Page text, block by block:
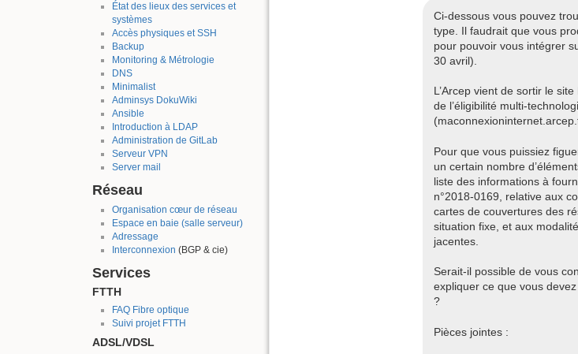
État des lieux des services et
systèmes
Accès physiques et SSH
Backup
Monitoring & Métrologie
DNS
Minimalist
Adminsys DokuWiki
Ansible
Introduction à LDAP
Administration de GitLab
Serveur VPN
Server mail
Réseau
Organisation cœur de réseau
Espace en baie (salle serveur)
Adressage
Interconnexion (BGP & cie)
Services
FTTH
FAQ Fibre optique
Suivi projet FTTH
ADSL/VDSL
Ci-dessous vous pouvez
type. Il faudrait que vous
pour pouvoir vous intégrer
30 avril).
L’Arcep vient de sortir le
de l’éligibilité multi-
Pour que vous puissiez
un certain nombre
liste des informations à
n°2018-0169, relative aux
cartes de couvertures des
situation fixe, et aux
jacentes.
Serait-il possible de vous
expliquer ce que vous
?
Pièces jointes :